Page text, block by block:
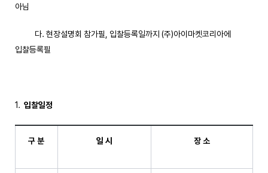
아님
다. 현장설명회 참가필, 입찰등록일까지 (주)아이마켓코리아에
입찰등록필
입찰일정
구 분 일 시 장 소